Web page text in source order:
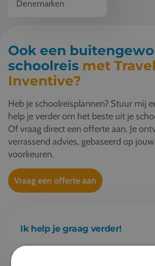
076 522 30 57
Denemarken
Ook een
schoolreis met Travel
Inventive?
Heb je schoolreisplannen? Stuur mij
help je verder om het beste uit je
Of vraag direct een offerte aan. Je
verrassend advies, gebaseerd op
voorkeuren.
Vraag een offerte aan
Ik help je graag verder!